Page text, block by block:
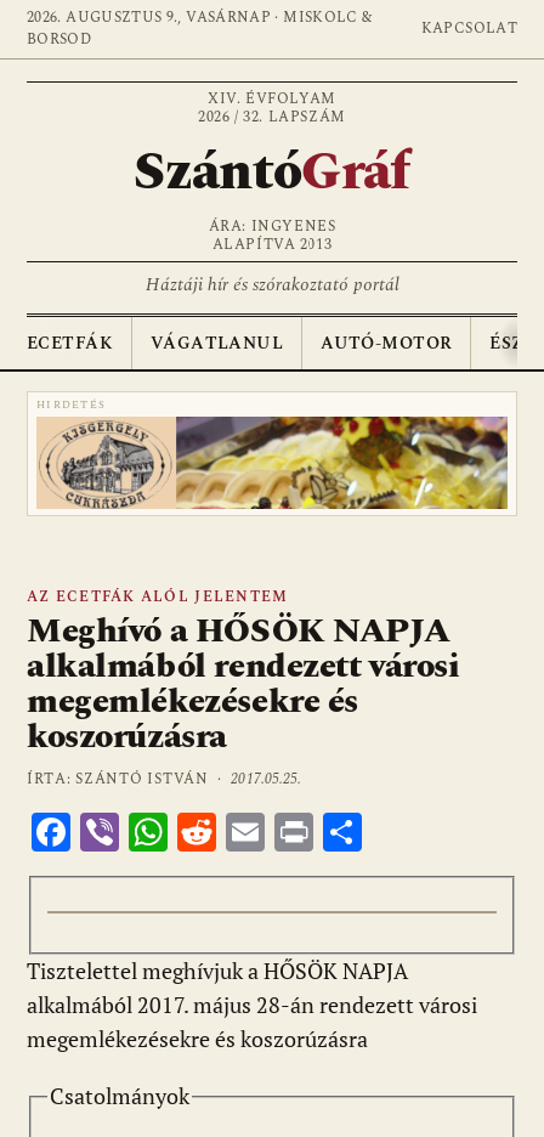
2026. AUGUSZTUS 9., VASÁRNAP · MISKOLC &
BORSOD
KAPCSOLAT
XIV. ÉVFOLYAM
2026 / 32. LAPSZÁM
SzántóGráf
ÁRA: INGYENES
ALAPÍTVA 2013
Háztáji hír és szórakoztató portál
ECETFÁK VÁGATLANUL AUTÓ-MOTOR
HIRDETÉS
AZ ECETFÁK ALÓL JELENTEM
Meghívó a HŐSÖK NAPJA
alkalmából rendezett városi
megemlékezésekre és
koszorúzásra
ÍRTA: SZÁNTÓ ISTVÁN ·2017.05.25.
F
ac
e
b
o
o
Vi
b
er
W
h
at
s
A
p
R
e
d
di
t
E
m
ai
l
Pr
in
t
ss
za
m
e
g
Tisztelettel meghívjuk a HŐSÖK NAPJA
alkalmából 2017. május 28-án rendezett városi
megemlékezésekre és koszorúzásra
Csatolmányok